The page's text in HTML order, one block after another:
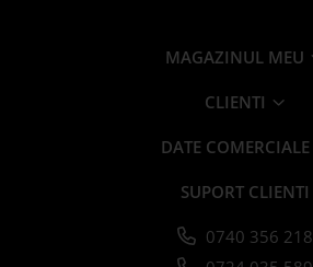
Cutii Prajituri cu Fereastra
MAGAZINUL MEU
CLIENTI
DATE COMERCIALE
SUPORT CLIENTI
0740 356 218